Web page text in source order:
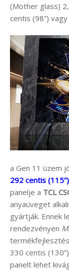
(Mother glass)
centis (98”)
a Gen 11 üzem
292 centis
panelje a TCL
anyaüveget
gyártják. Ennek
rendezvényen
330 centis
panelt lehet